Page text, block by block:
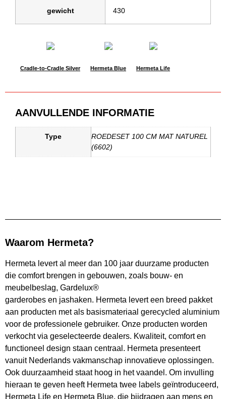
gewicht 430
Cradle-to-Cradle Silver Hermeta Blue Hermeta Life
AANVULLENDE INFORMATIE
Type
ROEDESET 100 CM MAT NATUREL
(6602)
Waarom Hermeta?
Hermeta levert al meer dan 100 jaar duurzame producten
die comfort brengen in gebouwen, zoals bouw- en
meubelbeslag, Gardelux®
garderobes en jashaken. Hermeta levert een breed pakket
aan producten met als basismateriaal gerecycled aluminium
voor de professionele gebruiker. Onze producten worden
verkocht via geselecteerde dealers. Kwaliteit, comfort en
functioneel design staan centraal. Hermeta presenteert
vanuit Nederlands vakmanschap innovatieve oplossingen.
Ook duurzaamheid staat hoog in het vaandel. Om invulling
hieraan te geven heeft Hermeta twee labels geïntroduceerd,
Hermeta Life en Hermeta Blue, die bijdragen aan mens en